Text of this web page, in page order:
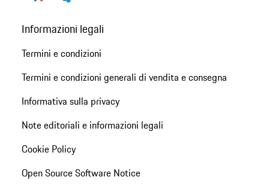
Informazioni legali
Termini e condizioni
Termini e condizioni generali di vendita e consegna
Informativa sulla privacy
Note editoriali e informazioni legali
Cookie Policy
Open Source Software Notice